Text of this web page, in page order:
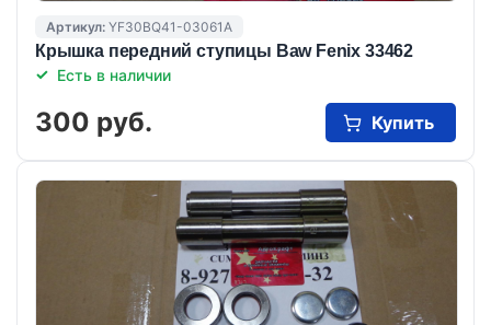
Артикул: YF30BQ41-03061A
Крышка передний ступицы Baw Fenix 33462
Есть в наличии
300 руб. Купить